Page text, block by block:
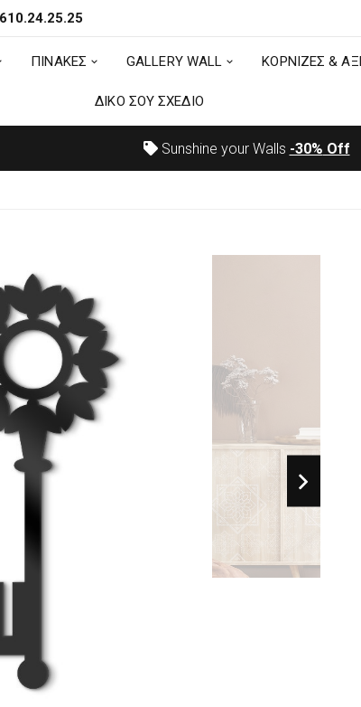
ΠΙΝΑΚΕΣ
ΔΙΚΟ ΣΟΥ ΣΧΕΔΙΟ
ΠΙΝΑΚΕΣ GALLERY WALL ΚΟΡΝΙΖΕΣ &
ΔΙΚΟ ΣΟΥ ΣΧΕΔΙΟ
Sunshine your Walls -30% Off